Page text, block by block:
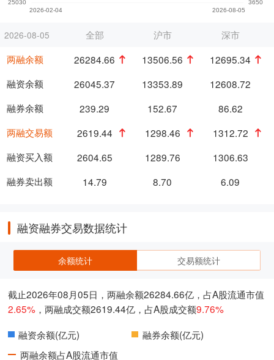
2026-08-05
两融余额
融资余额
融券余额
两融交易额
融资买入额
融券卖出额
全部 沪市
深市
26284.66
13506.56
12695.34
26045.37
13353.89
12608.72
239.29
152.67
86.62
2619.44
1298.46
1312.72
2604.65
1289.76
1306.63
14.79
8.70 6.09
融资融券交易数据统计
余额统计 交易额统计
截止2026年08月05日，两融余额26284.66亿，占A股流通市值
2.65% ，两融成交额2619.44亿，占A股成交额9.76%
融资余额(亿元)
融券余额(亿元)
两融余额占A股流通市值